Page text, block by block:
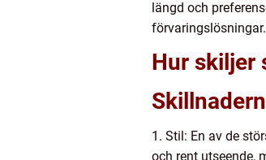
längd och
förvaringslösningar.
Hur skiljer
1. Stil: En av de
och rent utseende,